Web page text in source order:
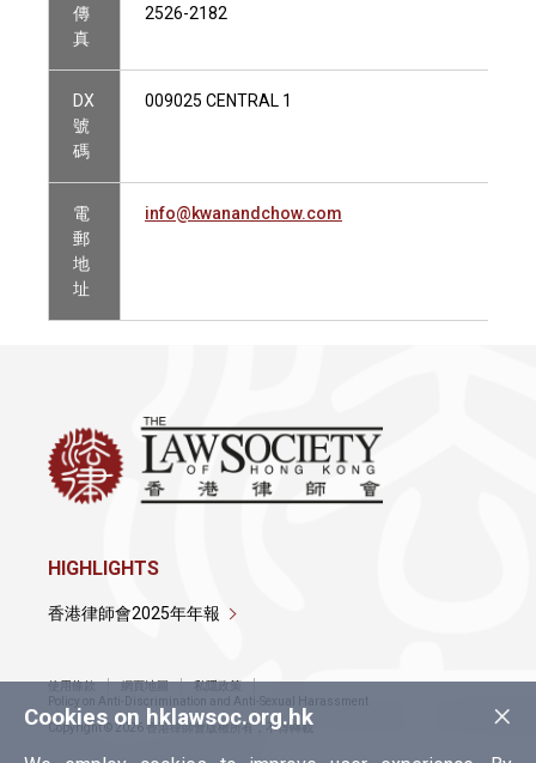
傳
真
2526-2182
DX
號
碼
009025 CENTRAL 1
電
郵
地
址
info@kwanandchow.com
×
Cookies on hklawsoc.org.hk
HIGHLIGHTS
香港律師會2025年年報
使用條款 網頁地圖
私隱政策
Policy on Anti-Discrimination and Anti-Sexual Harassment
Copyright © 2026 香港律師會版權所有，不得轉載